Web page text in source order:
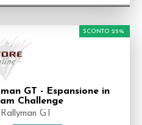
GT - Espansione in
Challenge
GT
SCONTO 25%